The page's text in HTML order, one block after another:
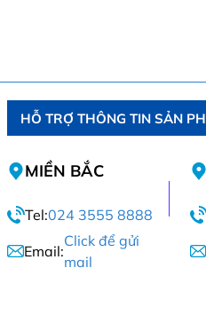
HỖ TRỢ THÔNG TIN SẢN
MIỀN BẮC
Tel:024 3555 8888
Email:
Click để gửi
mail